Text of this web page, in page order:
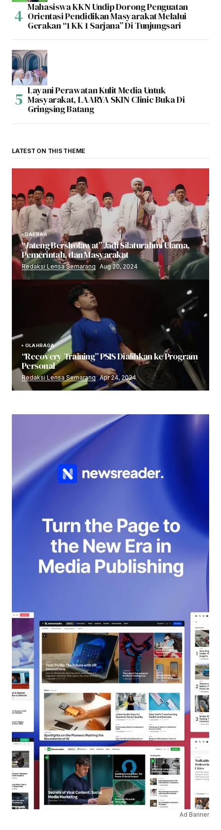
Mahasiswa KKN Undip Dorong Penguatan
Orientasi Pendidikan Masyarakat Melalui
Gerakan “1 KK 1 Sarjana” Di Tunjungsari
Layani Perawatan Kulit Media Untuk
Masyarakat, LAARYA SKIN Clinic Buka Di
Gringsing Batang
LATEST ON THIS THEME
DAERAH
“Jateng Bersholawat” Jadi Silaturahmi Ulama,
Pemerintah, dan Masyarakat
Redaksi Lensa Semarang Aug 20, 2024
OLAHRAGA
“Recovery Training” PSIS Dialihkan ke Program
Personal
Redaksi Lensa Semarang Apr 24, 2024
Ad Banner